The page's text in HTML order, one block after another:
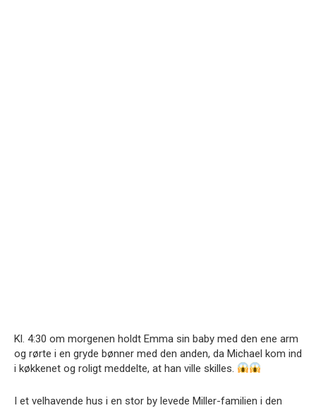
Kl. 4:30 om morgenen holdt Emma sin baby med den ene arm
og rørte i en gryde bønner med den anden, da Michael kom ind
i køkkenet og roligt meddelte, at han ville skilles.
I et velhavende hus i en stor by levede Miller-familien i den